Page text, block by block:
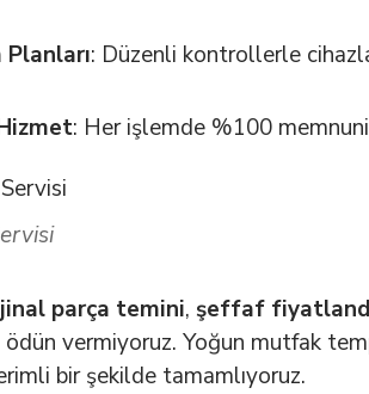
Planları: Düzenli kontrollerle
: Her işlemde %100
parça temini, şeffaf
vermiyoruz. Yoğun mutfak
bir şekilde tamamlıyoruz.